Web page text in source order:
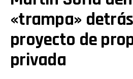
«trampa»
proyecto de
privada